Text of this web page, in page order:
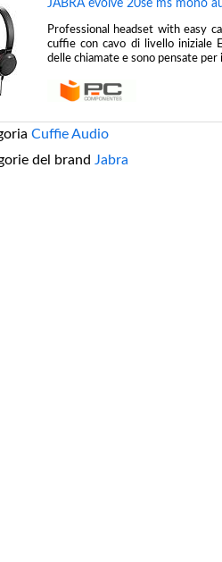
JABRA evolve 20se ms mono
Professional headset with easy
cuffie con cavo di livello iniziale
delle chiamate e sono pensate
Cuffie Audio
del brand Jabra